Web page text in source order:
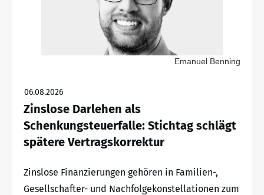
Emanuel Benning
06.08.2026
Zinslose Darlehen als
Schenkungsteuerfalle: Stichtag schlägt
spätere Vertragskorrektur
Zinslose Finanzierungen gehören in Familien-,
Gesellschafter- und Nachfolgekonstellationen zum